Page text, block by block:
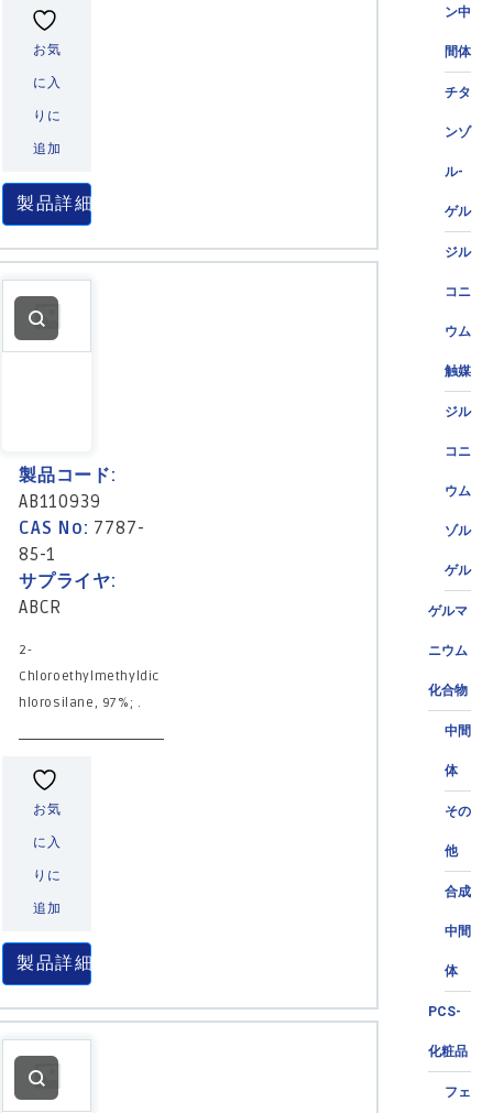
ン中
間体
チタ
ンゾ
ル-
ゲル
ジル
コニ
ウム
触媒
ジル
コニ
ウム
ゾル
ゲル
ゲルマ
ニウム
化合物
中間
体
その
他
合成
中間
体
PCS-
化粧品
フェ
お気
に入
りに
追加
製品詳細
製品コード:
AB110939
CAS No: 7787-
85-1
サプライヤ:
ABCR
2-
Chloroethylmethyldic
hlorosilane, 97%; .
お気
に入
りに
追加
製品詳細